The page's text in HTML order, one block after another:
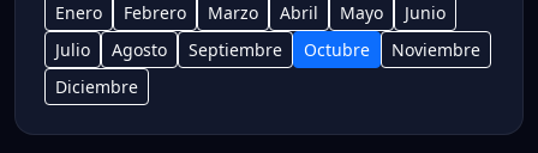
Enero Febrero Marzo Abril Mayo
Junio
Julio
Agosto Septiembre Octubre
Noviembre
Diciembre